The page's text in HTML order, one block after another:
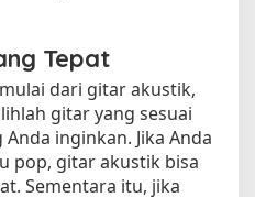
Tepat
dari gitar akustik,
gitar yang sesuai
inginkan. Jika Anda
pop, gitar akustik bisa
Sementara itu, jika